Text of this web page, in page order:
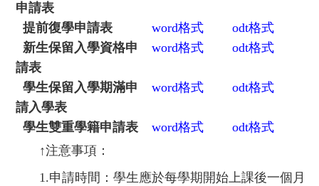
申請表
提前復學申請表 word格式 odt格式
新生保留入學資格申
請表
word格式 odt格式
學生保留入學期滿申
請入學表
word格式 odt格式
學生雙重學籍申請表 word格式 odt格式
↑注意事項：
1.申請時間：學生應於每學期開始上課後一個月